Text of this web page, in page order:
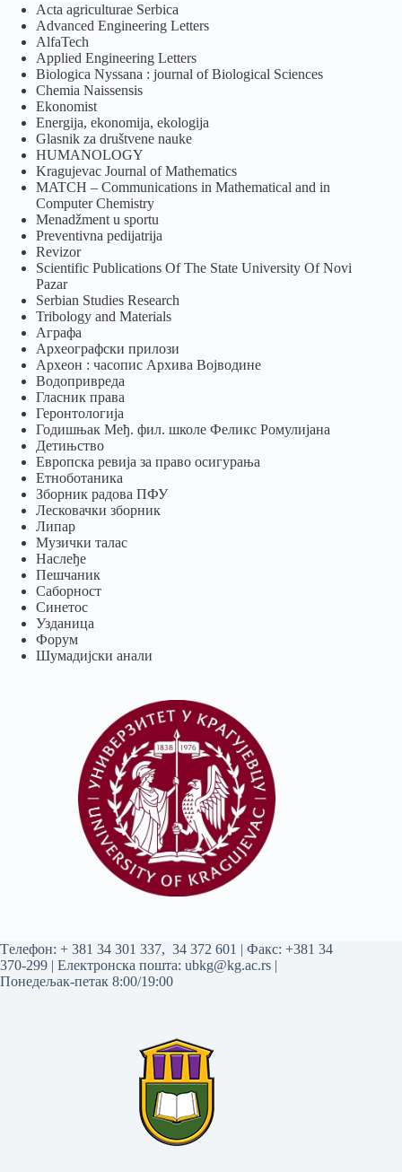
Acta agriculturae Serbica
Advanced Engineering Letters
AlfaTech
Applied Engineering Letters
Biologica Nyssana : journal of Biological Sciences
Chemia Naissensis
Ekonomist
Energija, ekonomija, ekologija
Glasnik za društvene nauke
HUMANOLOGY
Kragujevac Journal of Mathematics
MATCH – Communications in Mathematical and in
Computer Chemistry
Menadžment u sportu
Preventivna pedijatrija
Revizor
Scientific Publications Of The State University Of Novi
Pazar
Serbian Studies Research
Tribology and Materials
Аграфа
Археографски прилози
Археон : часопис Архива Војводине
Водопривреда
Гласник права
Геронтологија
Годишњак Међ. фил. школе Феликс Ромулијана
Детињство
Европска ревија за право осигурања
Eтноботаника
Зборник радова ПФУ
Лесковачки зборник
Липар
Музички талас
Наслеђе
Пешчаник
Саборност
Синетос
Узданица
Форум
Шумадијски анали
Tелефон: + 381 34 301 337, 34 372 601 | Факс: +381 34
370-299 | Електронска пошта: ubkg@kg.ac.rs |
Понедељак-петак 8:00/19:00